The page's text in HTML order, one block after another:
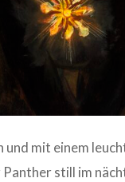
und mit einem
still im